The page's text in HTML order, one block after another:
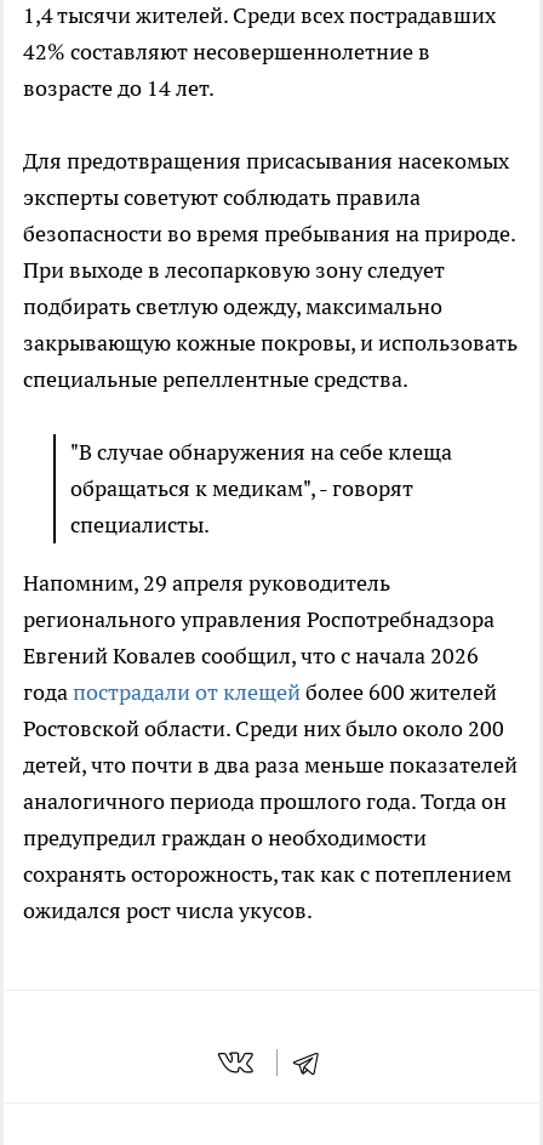
1,4 тысячи жителей. Среди всех пострадавших
42% составляют несовершеннолетние в
возрасте до 14 лет.
Для предотвращения присасывания насекомых
эксперты советуют соблюдать правила
безопасности во время пребывания на природе.
При выходе в лесопарковую зону следует
подбирать светлую одежду, максимально
закрывающую кожные покровы, и использовать
специальные репеллентные средства.
"В случае обнаружения на себе клеща
обращаться к медикам", - говорят
специалисты.
Напомним, 29 апреля руководитель
регионального управления Роспотребнадзора
Евгений Ковалев сообщил, что с начала 2026
годапострадали от клещейболее 600 жителей
Ростовской области. Среди них было около 200
детей, что почти в два раза меньше показателей
аналогичного периода прошлого года. Тогда он
предупредил граждан о необходимости
сохранять осторожность, так как с потеплением
ожидался рост числа укусов.